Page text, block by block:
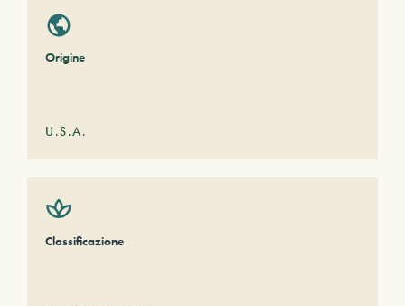
Origine
U.S.A.
Classificazione